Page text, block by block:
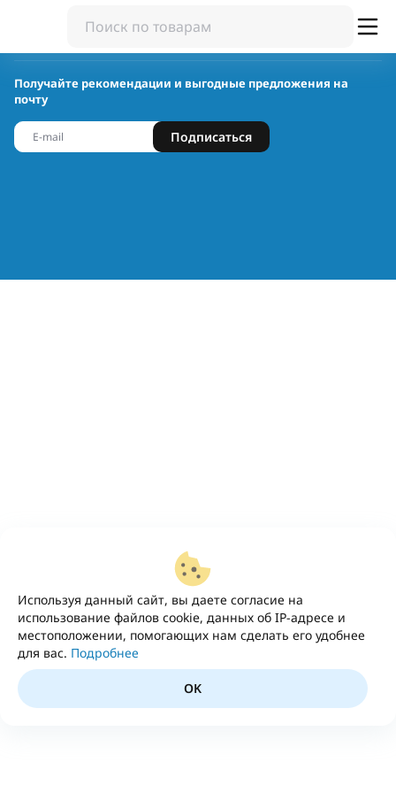
Используя данный сайт, вы даете согласие на
использование файлов cookie, данных об IP-адресе и
местоположении, помогающих нам сделать его удобнее
для вас. Подробнее
OK
Получайте рекомендации и выгодные предложения на
почту
Подписаться